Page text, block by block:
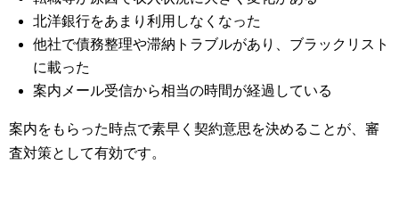
北洋銀行をあまり利用しなくなった
他社で債務整理や滞納トラブルがあり、ブラックリスト
に載った
案内メール受信から相当の時間が経過している
案内をもらった時点で素早く契約意思を決めることが、審
査対策として有効です。